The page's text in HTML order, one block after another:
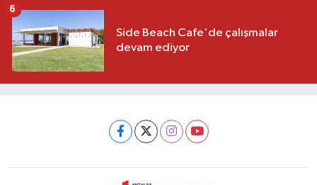
Side Beach Cafe'de çalışmalar
devam ediyor
6